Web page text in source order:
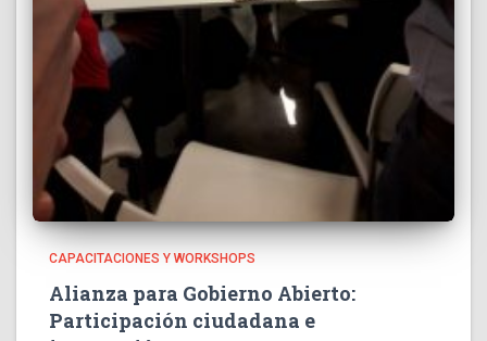
CAPACITACIONES Y WORKSHOPS
Alianza para Gobierno Abierto:
Participación ciudadana e